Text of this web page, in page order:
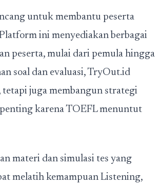
untuk membantu peserta
ini menyediakan berbagai
peserta, mulai dari pemula hingga
soal dan evaluasi, TryOut.id
juga membangun strategi
karena TOEFL menuntut
materi dan simulasi tes yang
melatih kemampuan Listening,